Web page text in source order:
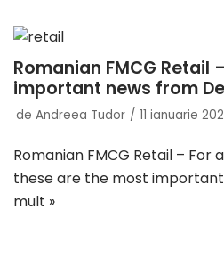
Romanian FMCG Retail
important news from
de Andreea Tudor 11 ianuarie
Romanian FMCG Retail – For
these are the most
mult »